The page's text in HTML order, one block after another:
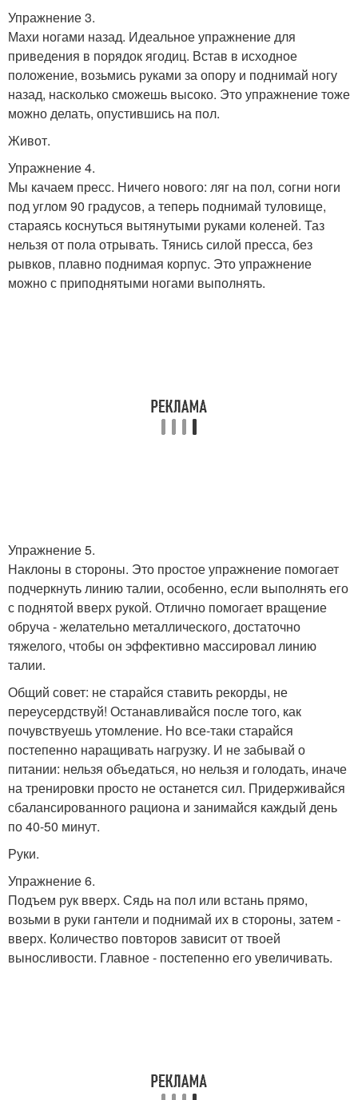
Упражнение 3.
Махи ногами назад. Идеальное упражнение для
приведения в порядок ягодиц. Встав в исходное
положение, возьмись руками за опору и поднимай ногу
назад, насколько сможешь высоко. Это упражнение тоже
можно делать, опустившись на пол.
Живот.
Упражнение 4.
Мы качаем пресс. Ничего нового: ляг на пол, согни ноги
под углом 90 градусов, а теперь поднимай туловище,
стараясь коснуться вытянутыми руками коленей. Таз
нельзя от пола отрывать. Тянись силой пресса, без
рывков, плавно поднимая корпус. Это упражнение
можно с приподнятыми ногами выполнять.
Упражнение 5.
Наклоны в стороны. Это простое упражнение помогает
подчеркнуть линию талии, особенно, если выполнять его
с поднятой вверх рукой. Отлично помогает вращение
обруча - желательно металлического, достаточно
тяжелого, чтобы он эффективно массировал линию
талии.
Общий совет: не старайся ставить рекорды, не
переусердствуй! Останавливайся после того, как
почувствуешь утомление. Но все-таки старайся
постепенно наращивать нагрузку. И не забывай о
питании: нельзя объедаться, но нельзя и голодать, иначе
на тренировки просто не останется сил. Придерживайся
сбалансированного рациона и занимайся каждый день
по 40-50 минут.
Руки.
Упражнение 6.
Подъем рук вверх. Сядь на пол или встань прямо,
возьми в руки гантели и поднимай их в стороны, затем -
вверх. Количество повторов зависит от твоей
выносливости. Главное - постепенно его увеличивать.